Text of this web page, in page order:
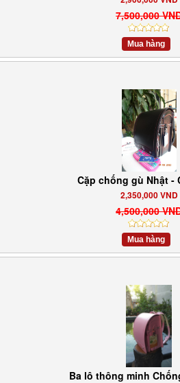
7,500,000
Mua hàng
Cặp chống gù Nhật -
2,350,000 VND
4,500,000
Mua hàng
Ba lô thông minh